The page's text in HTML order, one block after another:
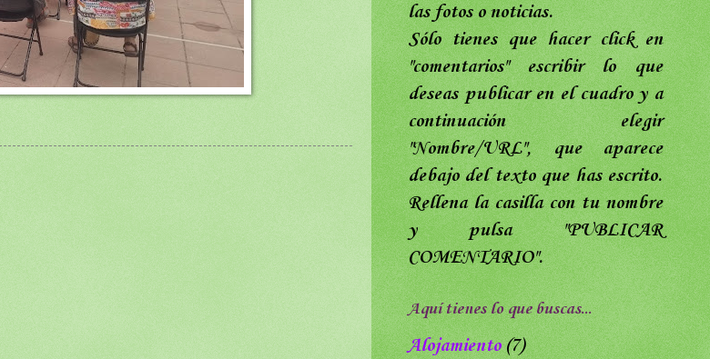
las fotos o noticias.
Sólo tienes que hacer click en
"comentarios"escribir lo que
deseas publicar en el cuadro y a
continuación elegir
"Nombre/URL",que aparece
debajo del texto que has escrito.
Rellena la casilla con tu nombre
y pulsa"PUBLICAR
COMENTARIO".
Aquí tienes lo que buscas...
Alojamiento (7)